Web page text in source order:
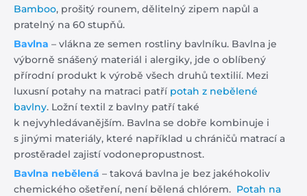
Bamboo, prošitý rounem, dělitelný zipem napůl a
pratelný na 60 stupňů.
Bavlna – vlákna ze semen rostliny bavlníku. Bavlna je
výborně snášený materiál i alergiky, jde o oblíbený
přírodní produkt k výrobě všech druhů textilií. Mezi
luxusní potahy na matraci patří potah z nebělené
bavlny. Ložní textil z bavlny patří také
k nejvyhledávanějším. Bavlna se dobře kombinuje i
s jinými materiály, které například u chráničů matrací a
prostěradel zajistí vodonepropustnost.
Bavlna nebělená – taková bavlna je bez jakéhokoliv
chemického ošetření, není bělená chlórem. Potah na